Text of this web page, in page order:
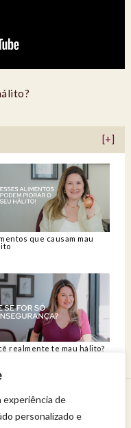
experiência de
personalizado e
[+]
que causam mau
realmente te mau hálito?
de bem-estar.
qualificada.